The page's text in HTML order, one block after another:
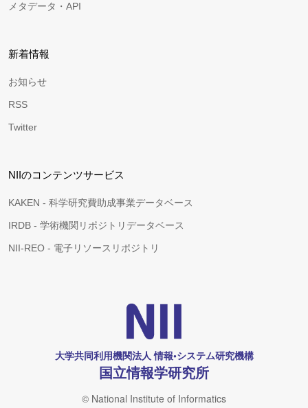
メタデータ・API
新着情報
お知らせ
RSS
Twitter
NIIのコンテンツサービス
KAKEN - 科学研究費助成事業データベース
IRDB - 学術機関リポジトリデータベース
NII-REO - 電子リソースリポジトリ
大学共同利用機関法人 情報•システム研究機構
国立情報学研究所
© National Institute of Informatics